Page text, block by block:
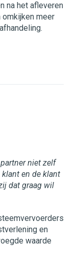
na het afleveren
meer
niet zelf
en de klant
dat graag wil
en
waarde